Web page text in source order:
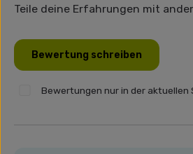
Teile deine Erfahrungen mit
Bewertung schreiben
Bewertungen nur in der aktuellen